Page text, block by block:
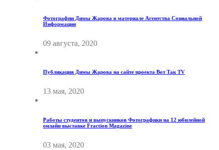
Фотографии Димы Жарова в материале Агентства Социальной
Информации
09 августа, 2020
Публикация Димы Жарова на сайте проекта Вот Так TV
13 мая, 2020
Работы студентов и выпускников Фотографики на 12 юбилейной
онлайн выставке Fraction Magazine
03 мая, 2020